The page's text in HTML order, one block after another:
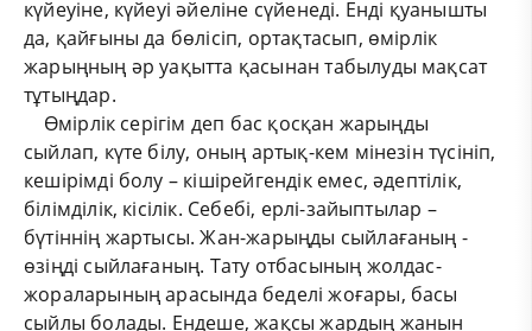
күйеуіне, күйеуі әйеліне сүйенеді. Енді қуанышты
да, қайғыны да бөлісіп, ортақтасып, өмірлік
жарыңның әр уақытта қасынан табылуды мақсат
тұтыңдар.
Өмірлік серігім деп бас қосқан жарыңды
сыйлап, күте білу, оның артық-кем мінезін түсініп,
кешірімді болу – кішірейгендік емес, әдептілік,
білімділік, кісілік. Себебі, ерлі-зайыптылар –
бүтіннің жартысы. Жан-жарыңды сыйлағаның -
өзіңді сыйлағаның. Тату отбасының жолдас-
жораларының арасында беделі жоғары, басы
сыйлы болады. Ендеше, жақсы жардың жанын